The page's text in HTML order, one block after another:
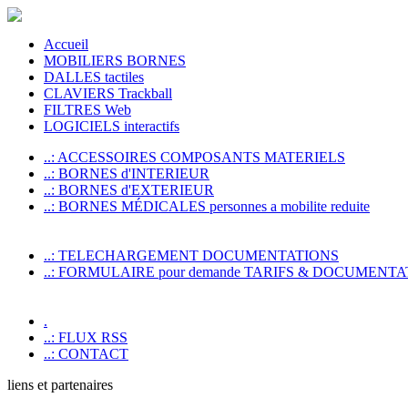
Accueil
MOBILIERS BORNES
DALLES tactiles
CLAVIERS Trackball
FILTRES Web
LOGICIELS interactifs
..: ACCESSOIRES COMPOSANTS MATERIELS
..: BORNES d'INTERIEUR
..: BORNES d'EXTERIEUR
..: BORNES MÉDICALES personnes a mobilite reduite
..: TELECHARGEMENT DOCUMENTATIONS
..: FORMULAIRE pour demande TARIFS &
.
..: FLUX RSS
..: CONTACT
liens et partenaires